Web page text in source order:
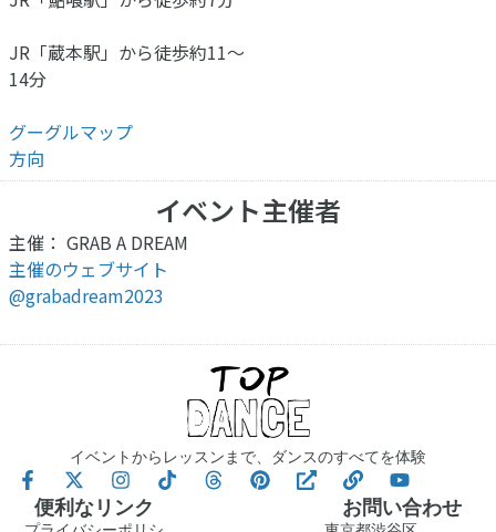
JR「蔵本駅」から徒歩約11〜
14分
グーグルマップ
方向
イベント主催者
主催： GRAB A DREAM
主催のウェブサイト
@grabadream2023
イベントからレッスンまで、ダンスのすべてを体験
便利なリンク お問い合わせ